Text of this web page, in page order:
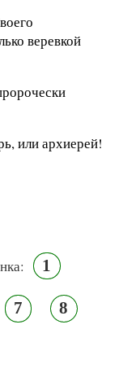
веревкой
или архиерей!
1
7 8